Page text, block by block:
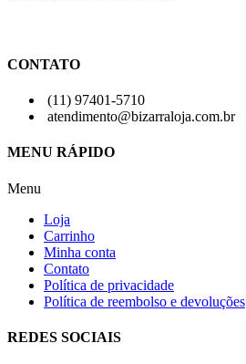
CONTATO
(11) 97401-5710
atendimento@bizarraloja.com.br
MENU RÁPIDO
Menu
Loja
Carrinho
Minha conta
Contato
Política de privacidade
Política de reembolso e devoluções
REDES SOCIAIS